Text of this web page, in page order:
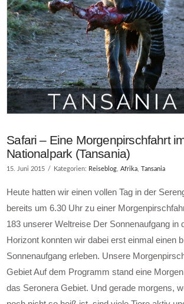
Safari – Eine Morgenpirschfahrt
Nationalpark (Tansania)
15. Juni 2015 Kategorien: Reiseblog,Afrika, Tansania
Heute hatten wir einen vollen Tag in der
bereits um 6.30 Uhr zu einer
183 unserer Weltreise Der Sonnenaufgang in
Horizont konnten wir dabei erst einmal einen
Sonnenaufgang erleben. Unsere
Gebiet Auf dem Programm stand eine
das Seronera Gebiet. Und gerade morgens,